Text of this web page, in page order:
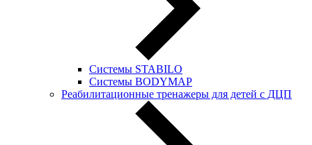
Системы STABILO
Системы BODYMAP
Реабилитационные тренажеры для детей с ДЦП